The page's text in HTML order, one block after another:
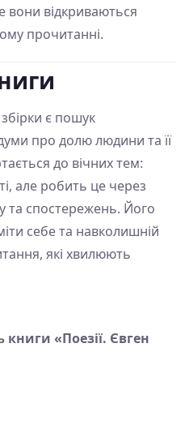
вони відкриваються
прочитанні.
є пошук
про долю людини та її
до вічних тем:
але робить це через
та спостережень. Його
себе та навколишній
які хвилюють
«Поезії. Євген